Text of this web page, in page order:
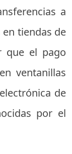
a
tiendas de
que el pago
ventanillas
de
por el